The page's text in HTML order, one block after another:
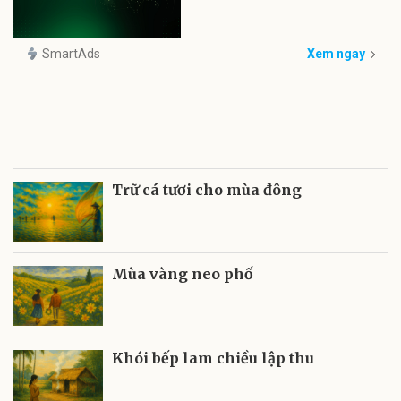
SmartAds Xem ngay
Trữ cá tươi cho mùa đông
Mùa vàng neo phố
Khói bếp lam chiều lập thu